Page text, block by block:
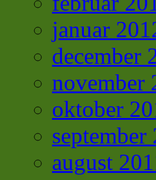
januar
december
november
oktober
september
august